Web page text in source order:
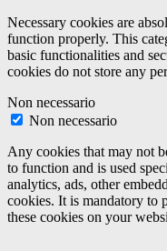
Necessary cookies are
function properly. This
basic functionalities and
cookies do not store any
Non necessario
Non necessario
Any cookies that may not
to function and is used
analytics, ads, other
cookies. It is mandatory to
these cookies on your